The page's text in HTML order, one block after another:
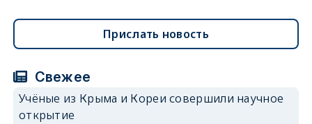
Прислать новость
Свежее
Учёные из Крыма и Кореи совершили научное
открытие